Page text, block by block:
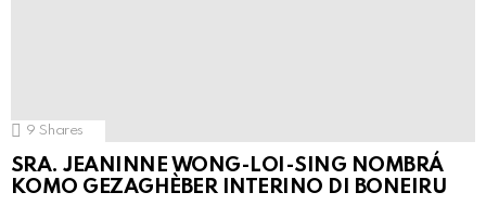
9 Shares
SRA. JEANINNE WONG-LOI-SING NOMBRÁ
KOMO GEZAGHÈBER INTERINO DI BONEIRU